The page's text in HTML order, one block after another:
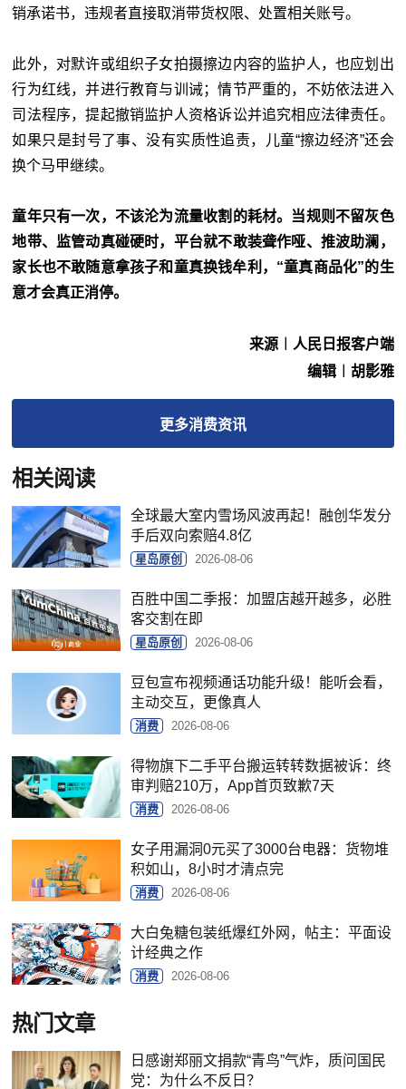
销承诺书，违规者直接取消带货权限、处置相关账号。
此外，对默许或组织子女拍摄擦边内容的监护人，也应划出
行为红线，并进行教育与训诫；情节严重的，不妨依法进入
司法程序，提起撤销监护人资格诉讼并追究相应法律责任。
如果只是封号了事、没有实质性追责，儿童“擦边经济”还会
换个马甲继续。
童年只有一次，不该沦为流量收割的耗材。当规则不留灰色
地带、监管动真碰硬时，平台就不敢装聋作哑、推波助澜，
家长也不敢随意拿孩子和童真换钱牟利，“童真商品化”的生
意才会真正消停。
来源︱人民日报客户端
编辑︱胡影雅
更多消费资讯
相关阅读
全球最大室内雪场风波再起！融创华发分
手后双向索赔4.8亿
星岛原创 2026-08-06
百胜中国二季报：加盟店越开越多，必胜
客交割在即
星岛原创 2026-08-06
豆包宣布视频通话功能升级！能听会看，
主动交互，更像真人
消费 2026-08-06
得物旗下二手平台搬运转转数据被诉：终
审判赔210万，App首页致歉7天
消费 2026-08-06
女子用漏洞0元买了3000台电器：货物堆
积如山，8小时才清点完
消费 2026-08-06
大白兔糖包装纸爆红外网，帖主：平面设
计经典之作
消费 2026-08-06
热门文章
日感谢郑丽文捐款“青鸟”气炸，质问国民
党：为什么不反日？